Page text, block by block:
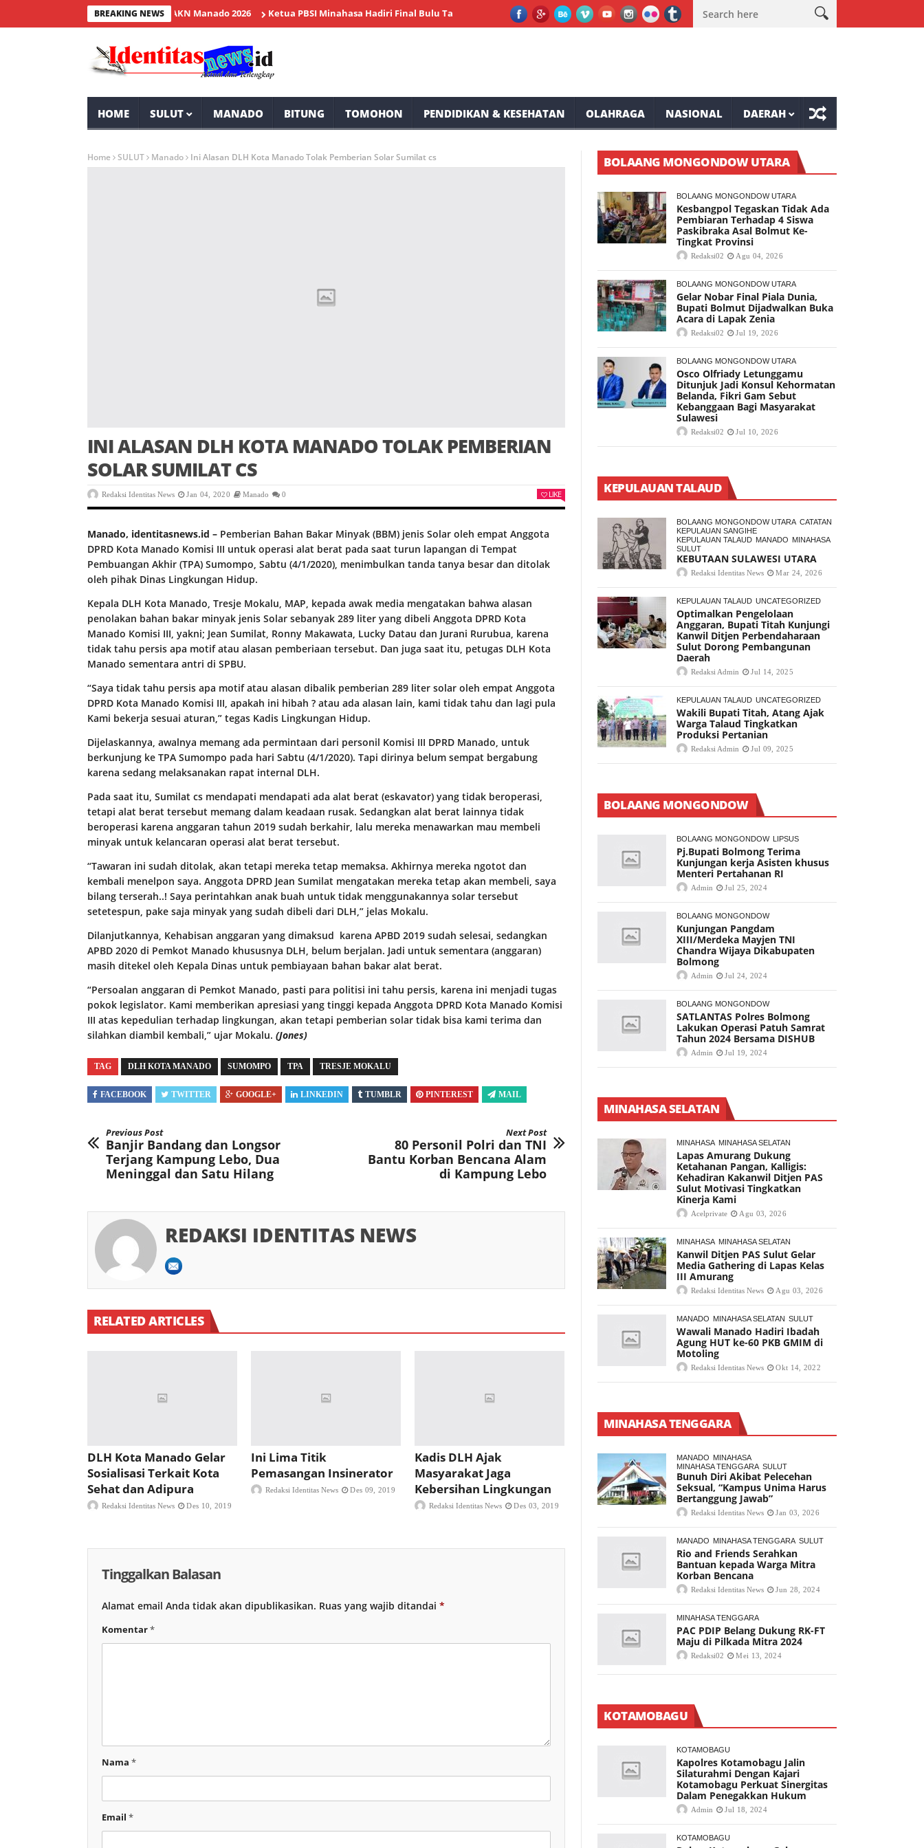
BREAKING NEWS
Sarundajang Hadiri Wisuda IAKN Manado 2026 Ketua PBSI Minahasa Hadiri Final Bulu Tangkis Festival Kemerdekaan RI ke-81 Kampung Presiden Langowan Ini Himbauan Anggota DPRD Mianahasa
HOME SULUT MANADO BITUNG TOMOHON PENDIDIKAN & KESEHATAN OLAHRAGA NASIONAL DAERAH
Home SULUT Manado Ini Alasan DLH Kota Manado Tolak Pemberian Solar Sumilat cs
INI ALASAN DLH KOTA MANADO TOLAK PEMBERIAN
SOLAR SUMILAT CS
Redaksi Identitas News Jan 04, 2020 Manado 0 LIKE
Manado, identitasnews.id – Pemberian Bahan Bakar Minyak (BBM) jenis Solar oleh empat Anggota
DPRD Kota Manado Komisi III untuk operasi alat berat pada saat turun lapangan di Tempat
Pembuangan Akhir (TPA) Sumompo, Sabtu (4/1/2020), menimbulkan tanda tanya besar dan ditolak
oleh pihak Dinas Lingkungan Hidup.
Kepala DLH Kota Manado, Tresje Mokalu, MAP, kepada awak media mengatakan bahwa alasan
penolakan bahan bakar minyak jenis Solar sebanyak 289 liter yang dibeli Anggota DPRD Kota
Manado Komisi III, yakni; Jean Sumilat, Ronny Makawata, Lucky Datau dan Jurani Rurubua, karena
tidak tahu persis apa motif atau alasan pemberiaan tersebut. Dan juga saat itu, petugas DLH Kota
Manado sementara antri di SPBU.
“Saya tidak tahu persis apa motif atau alasan dibalik pemberian 289 liter solar oleh empat Anggota
DPRD Kota Manado Komisi III, apakah ini hibah ? atau ada alasan lain, kami tidak tahu dan lagi pula
Kami bekerja sesuai aturan,” tegas Kadis Lingkungan Hidup.
Dijelaskannya, awalnya memang ada permintaan dari personil Komisi III DPRD Manado, untuk
berkunjung ke TPA Sumompo pada hari Sabtu (4/1/2020). Tapi dirinya belum sempat bergabung
karena sedang melaksanakan rapat internal DLH.
Pada saat itu, Sumilat cs mendapati mendapati ada alat berat (eskavator) yang tidak beroperasi,
tetapi alat berat tersebut memang dalam keadaan rusak. Sedangkan alat berat lainnya tidak
beroperasi karena anggaran tahun 2019 sudah berkahir, lalu mereka menawarkan mau membeli
minyak untuk kelancaran operasi alat berat tersebut.
“Tawaran ini sudah ditolak, akan tetapi mereka tetap memaksa. Akhirnya mereka ngotot dan
kembali menelpon saya. Anggota DPRD Jean Sumilat mengatakan mereka tetap akan membeli, saya
bilang terserah..! Saya perintahkan anak buah untuk tidak menggunakannya solar tersebut
setetespun, pake saja minyak yang sudah dibeli dari DLH,” jelas Mokalu.
Dilanjutkannya, Kehabisan anggaran yang dimaksud karena APBD 2019 sudah selesai, sedangkan
APBD 2020 di Pemkot Manado khususnya DLH, belum berjalan. Jadi untuk sementara (anggaran)
masih ditekel oleh Kepala Dinas untuk pembiayaan bahan bakar alat berat.
“Persoalan anggaran di Pemkot Manado, pasti para politisi ini tahu persis, karena ini menjadi tugas
pokok legislator. Kami memberikan apresiasi yang tinggi kepada Anggota DPRD Kota Manado Komisi
III atas kepedulian terhadap lingkungan, akan tetapi pemberian solar tidak bisa kami terima dan
silahkan diambil kembali,” ujar Mokalu. (Jones)
TAG DLH KOTA MANADO SUMOMPO TPA TRESJE MOKALU
FACEBOOK TWITTER GOOGLE+ LINKEDIN TUMBLR PINTEREST MAIL
Previous Post
Banjir Bandang dan Longsor
Terjang Kampung Lebo, Dua
Meninggal dan Satu Hilang
Next Post
80 Personil Polri dan TNI
Bantu Korban Bencana Alam
di Kampung Lebo
REDAKSI IDENTITAS NEWS
RELATED ARTICLES
DLH Kota Manado Gelar
Sosialisasi Terkait Kota
Sehat dan Adipura
Redaksi Identitas News Des 10, 2019
Ini Lima Titik
Pemasangan Insinerator
Redaksi Identitas News Des 09, 2019
Kadis DLH Ajak
Masyarakat Jaga
Kebersihan Lingkungan
Redaksi Identitas News Des 03, 2019
Tinggalkan Balasan
Alamat email Anda tidak akan dipublikasikan. Ruas yang wajib ditandai *
Komentar*
Nama *
Email *
BOLAANG MONGONDOW UTARA
BOLAANG MONGONDOW UTARA
Kesbangpol Tegaskan Tidak Ada
Pembiaran Terhadap 4 Siswa
Paskibraka Asal Bolmut Ke-
Tingkat Provinsi
Redaksi02 Agu 04, 2026
BOLAANG MONGONDOW UTARA
Gelar Nobar Final Piala Dunia,
Bupati Bolmut Dijadwalkan Buka
Acara di Lapak Zenia
Redaksi02 Jul 19, 2026
BOLAANG MONGONDOW UTARA
Osco Olfriady Letunggamu
Ditunjuk Jadi Konsul Kehormatan
Belanda, Fikri Gam Sebut
Kebanggaan Bagi Masyarakat
Sulawesi
Redaksi02 Jul 10, 2026
KEPULAUAN TALAUD
BOLAANG MONGONDOW UTARA CATATAN
KEPULAUAN SANGIHE
KEPULAUAN TALAUD MANADO MINAHASA
SULUT
KEBUTAAN SULAWESI UTARA
Redaksi Identitas News Mar 24, 2026
KEPULAUAN TALAUD UNCATEGORIZED
Optimalkan Pengelolaan
Anggaran, Bupati Titah Kunjungi
Kanwil Ditjen Perbendaharaan
Sulut Dorong Pembangunan
Daerah
Redaksi Admin Jul 14, 2025
KEPULAUAN TALAUD UNCATEGORIZED
Wakili Bupati Titah, Atang Ajak
Warga Talaud Tingkatkan
Produksi Pertanian
Redaksi Admin Jul 09, 2025
BOLAANG MONGONDOW
BOLAANG MONGONDOW LIPSUS
Pj.Bupati Bolmong Terima
Kunjungan kerja Asisten khusus
Menteri Pertahanan RI
Admin Jul 25, 2024
BOLAANG MONGONDOW
Kunjungan Pangdam
XIII/Merdeka Mayjen TNI
Chandra Wijaya Dikabupaten
Bolmong
Admin Jul 24, 2024
BOLAANG MONGONDOW
SATLANTAS Polres Bolmong
Lakukan Operasi Patuh Samrat
Tahun 2024 Bersama DISHUB
Admin Jul 19, 2024
MINAHASA SELATAN
MINAHASA MINAHASA SELATAN
Lapas Amurang Dukung
Ketahanan Pangan, Kalligis:
Kehadiran Kakanwil Ditjen PAS
Sulut Motivasi Tingkatkan
Kinerja Kami
Acelprivate Agu 03, 2026
MINAHASA MINAHASA SELATAN
Kanwil Ditjen PAS Sulut Gelar
Media Gathering di Lapas Kelas
III Amurang
Redaksi Identitas News Agu 03, 2026
MANADO MINAHASA SELATAN SULUT
Wawali Manado Hadiri Ibadah
Agung HUT ke-60 PKB GMIM di
Motoling
Redaksi Identitas News Okt 14, 2022
MINAHASA TENGGARA
MANADO MINAHASA
MINAHASA TENGGARA SULUT
Bunuh Diri Akibat Pelecehan
Seksual, “Kampus Unima Harus
Bertanggung Jawab”
Redaksi Identitas News Jan 03, 2026
MANADO MINAHASA TENGGARA SULUT
Rio and Friends Serahkan
Bantuan kepada Warga Mitra
Korban Bencana
Redaksi Identitas News Jun 28, 2024
MINAHASA TENGGARA
PAC PDIP Belang Dukung RK-FT
Maju di Pilkada Mitra 2024
Redaksi02 Mei 13, 2024
KOTAMOBAGU
KOTAMOBAGU
Kapolres Kotamobagu Jalin
Silaturahmi Dengan Kajari
Kotamobagu Perkuat Sinergitas
Dalam Penegakkan Hukum
Admin Jul 18, 2024
KOTAMOBAGU